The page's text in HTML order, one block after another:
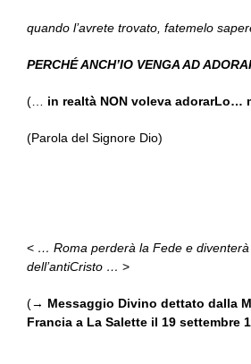
quando l’avrete trovato, fatemelo
PERCHÉ ANCH’IO VENGA AD
(… in realtà NON voleva adorarLo…
(Parola del Signore Dio)
< … Roma perderà la Fede e diventerà
dell’antiCristo … >
(→ Messaggio Divino dettato dalla
Francia a La Salette il 19 settembre